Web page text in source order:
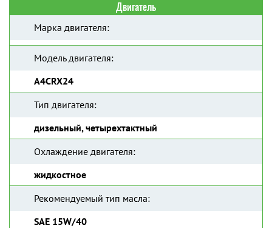
Двигатель
Марка двигателя:
Модель двигателя:
A4CRX24
Тип двигателя:
дизельный, четырехтактный
Охлаждение двигателя:
жидкостное
Рекомендуемый тип масла:
SAE 15W/40